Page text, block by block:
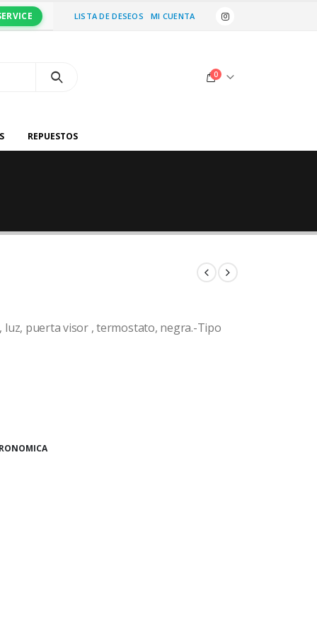
LISTA DE DESEOS MI CUENTA
0
REPUESTOS
puerta visor , termostato, negra.-Tipo